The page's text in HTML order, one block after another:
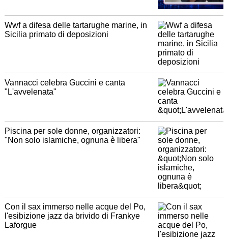
Wwf a difesa delle tartarughe marine, in
Sicilia primato di deposizioni
Vannacci celebra Guccini e canta
"L'avvelenata"
Piscina per sole donne, organizzatori:
"Non solo islamiche, ognuna è libera"
Con il sax immerso nelle acque del Po,
l'esibizione jazz da brivido di Frankye
Laforgue